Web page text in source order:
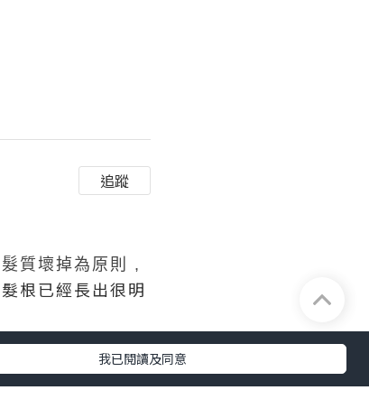
追蹤
質壞掉為原則 ,
髮根已經長出很明
我已閱讀及同意